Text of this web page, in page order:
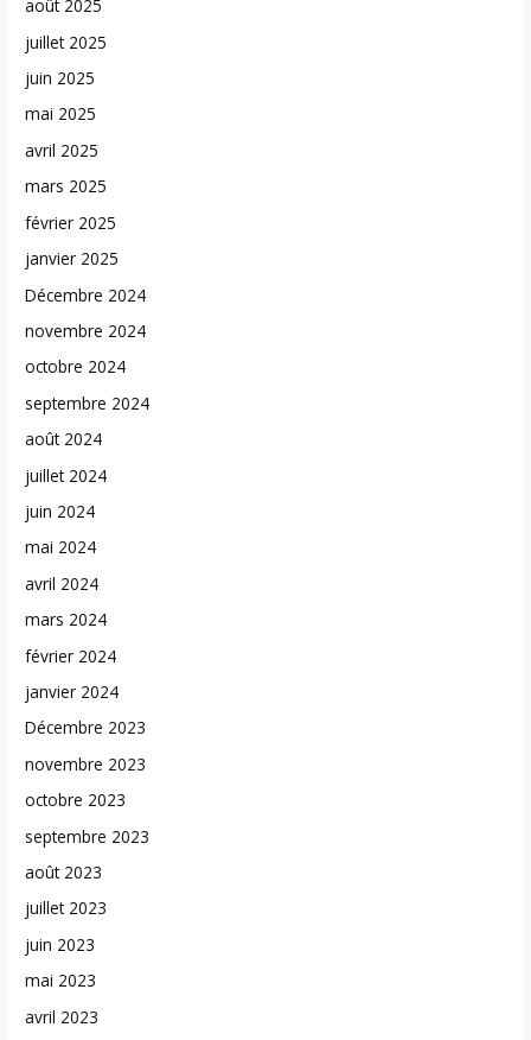
août 2025
juillet 2025
juin 2025
mai 2025
avril 2025
mars 2025
février 2025
janvier 2025
Décembre 2024
novembre 2024
octobre 2024
septembre 2024
août 2024
juillet 2024
juin 2024
mai 2024
avril 2024
mars 2024
février 2024
janvier 2024
Décembre 2023
novembre 2023
octobre 2023
septembre 2023
août 2023
juillet 2023
juin 2023
mai 2023
avril 2023